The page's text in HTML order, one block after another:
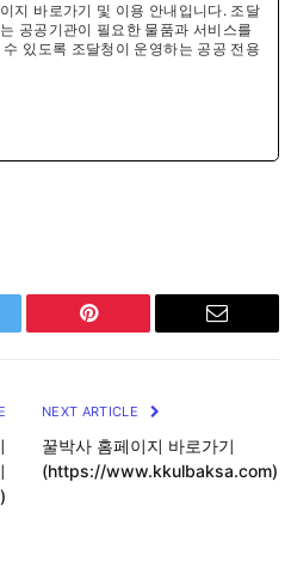
지 바로가기 및 이용 안내입니다. 조달
공공기관이 필요한 물품과 서비스를
있도록 조달청이 운영하는 공공 전용
Pinterest Email
NEXT ARTICLE
꿀박사 홈페이지 바로가기
(https://www.kkulbaksa.com)